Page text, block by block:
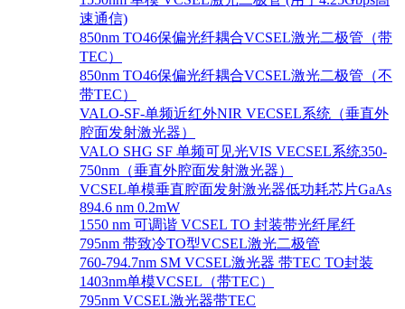
速通信)
850nm TO46保偏光纤耦合VCSEL激光二极管（带
TEC）
850nm TO46保偏光纤耦合VCSEL激光二极管（不
带TEC）
VALO-SF-单频近红外NIR VECSEL系统（垂直外
腔面发射激光器）
VALO SHG SF 单频可见光VIS VECSEL系统350-
750nm（垂直外腔面发射激光器）
VCSEL单模垂直腔面发射激光器低功耗芯片GaAs
894.6 nm 0.2mW
1550 nm 可调谐 VCSEL TO 封装带光纤尾纤
795nm 带致冷TO型VCSEL激光二极管
760-794.7nm SM VCSEL激光器 带TEC TO封装
1403nm单模VCSEL（带TEC）
795nm VCSEL激光器带TEC